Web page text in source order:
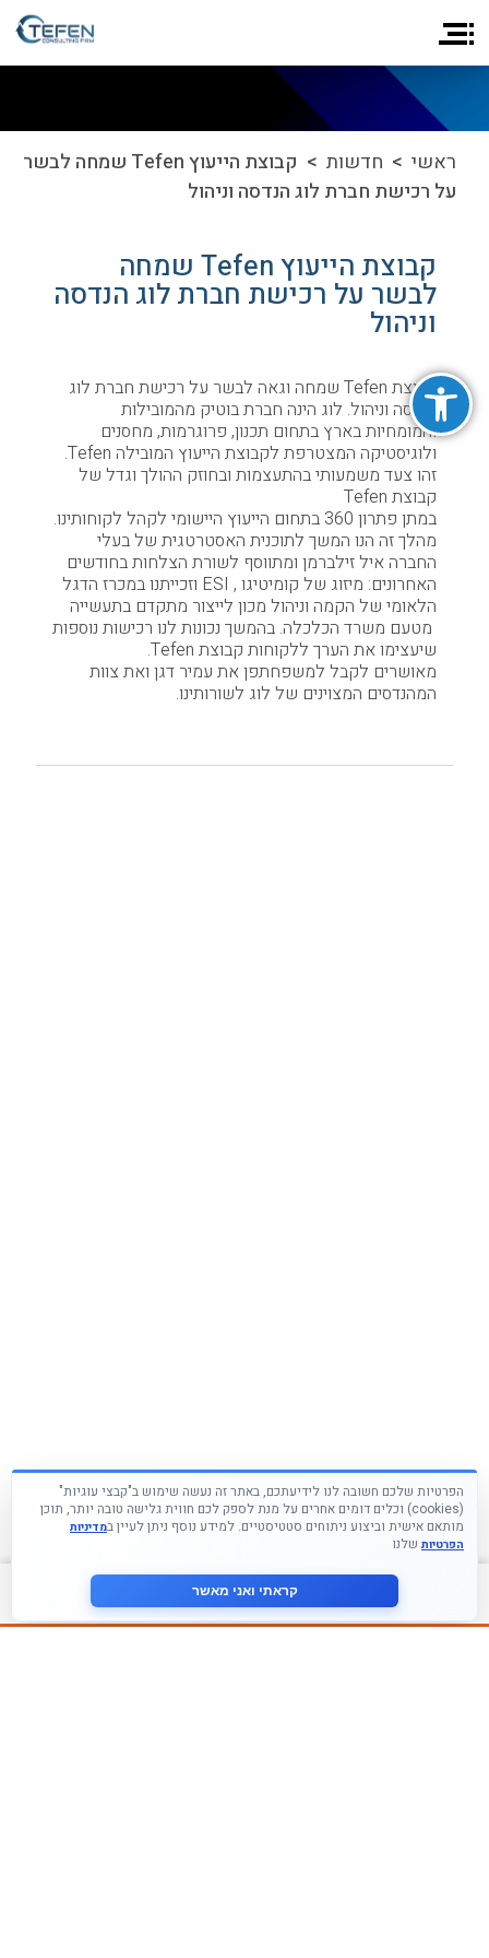
פתח סרגל נגישות
צור קשר
ראשי > חדשות
> קבוצת הייעוץ Tefen שמחה לבשר
על רכישת חברת לוג הנדסה וניהול
קבוצת הייעוץ Tefen שמחה
לבשר על רכישת חברת לוג הנדסה
וניהול
קבוצת Tefen שמחה וגאה לבשר על רכישת חברת לוג
הנדסה וניהול. לוג הינה חברת בוטיק מהמובילות
והמומחיות בארץ בתחום תכנון, פרוגרמות, מחסנים
ולוגיסטיקה המצטרפת לקבוצת הייעוץ המובילה Tefen.
זהו צעד משמעותי בהתעצמות ובחוזק ההולך וגדל של
קבוצת Tefen
במתן פתרון 360 בתחום הייעוץ היישומי לקהל לקוחותינו.
מהלך זה הנו המשך לתוכנית האסטרטגית של בעלי
החברה איל זילברמן ומתווסף לשורת הצלחות בחודשים
האחרונים: מיזוג של קומיטיגו , ESI וזכייתנו במכרז הדגל
הלאומי של הקמה וניהול מכון לייצור מתקדם בתעשייה
מטעם משרד הכלכלה. בהמשך נכונות לנו רכישות נוספות
שיעצימו את הערך ללקוחות קבוצת Tefen.
מאושרים לקבל למשפחתפן את עמיר דגן ואת צוות
המהנדסים המצוינים של לוג לשורותינו.
הפרטיות שלכם חשובה לנו לידיעתכם, באתר זה נעשה שימוש ב"קבצי עוגיות"
(cookies) וכלים דומים אחרים על מנת לספק לכם חווית גלישה טובה יותר, תוכן
מותאם אישית וביצוע ניתוחים סטטיסטיים. למידע נוסף ניתן לעיין במדיניות
הפרטיות שלנו
קראתי ואני מאשר